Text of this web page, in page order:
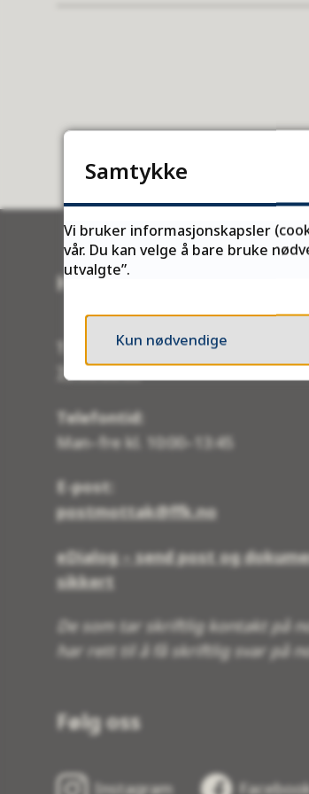
Kontakt oss
Telefon:
78 96 30 00
Telefontid:
Man–fre kl. 10:00–13:45
E-post:
postmottak@ffk.no
eDialog – send post og
sikkert
De som tar skriftlig kontakt på
har rett til å få skriftlig svar på
Følg oss
Instagram
Samtykke
Vi bruker informasjonskapsler
vår. Du kan velge å bare bruke
utvalgte”.
Kun nødvendige